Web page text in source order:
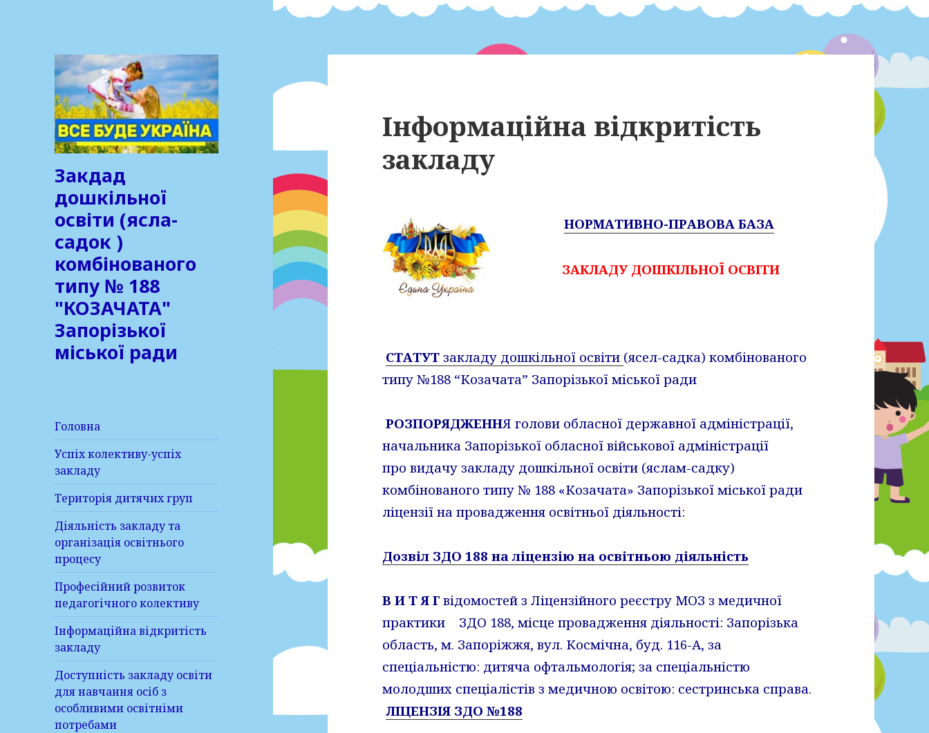
Закдад
дошкільної
освіти (ясла-
садок )
комбінованого
типу № 188
"КОЗАЧАТА"
Запорізької
міської ради
Головна
Успіх колективу-успіх
закладу
Територія дитячих груп
Діяльність закладу та
організація освітнього
процесу
Професійний розвиток
педагогічного колективу
Інформаційна відкритість
закладу
Доступність закладу освіти
для навчання осіб з
особливими освітніми
потребами
Інформаційна відкритість
закладу
НОРМАТИВНО-ПРАВОВА БАЗА
ЗАКЛАДУ ДОШКІЛЬНОЇ ОСВІТИ
СТАТУТ закладу дошкільної освіти (ясел-садка) комбінованого
типу №188 “Козачата” Запорізької міської ради
РОЗПОРЯДЖЕННЯ голови обласної державної адміністрації,
начальника Запорізької обласної військової адміністрації
про видачу закладу дошкільної освіти (яслам-садку)
комбінованого типу № 188 «Козачата» Запорізької міської ради
ліцензії на провадження освітньої діяльності:
Дозвіл ЗДО 188 на ліцензію на освітньою діяльність
В И Т Я Г відомостей з Ліцензійного реєстру МОЗ з медичної
практики ЗДО 188, місце провадження діяльності: Запорізька
область, м. Запоріжжя, вул. Космічна, буд. 116-А, за
спеціальністю: дитяча офтальмологія; за спеціальністю
молодших спеціалістів з медичною освітою: сестринська справа.
ЛІЦЕНЗІЯ ЗДО №188